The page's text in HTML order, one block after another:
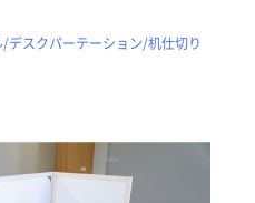
デスクパーテーション/机仕切り